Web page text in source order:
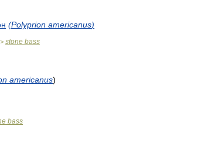
(Polyprion americanus)
> stone bass
americanus)
bass